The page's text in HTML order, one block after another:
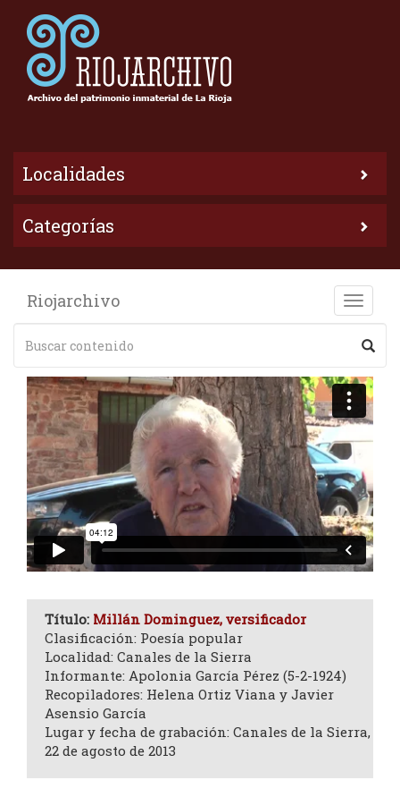
Localidades
Categorías
Toggle
Riojarchivo
Título: Millán Dominguez, versificador
Clasificación: Poesía popular
Localidad: Canales de la Sierra
Informante: Apolonia García Pérez (5-2-1924)
Recopiladores: Helena Ortiz Viana y Javier
Asensio García
Lugar y fecha de grabación: Canales de la Sierra,
22 de agosto de 2013